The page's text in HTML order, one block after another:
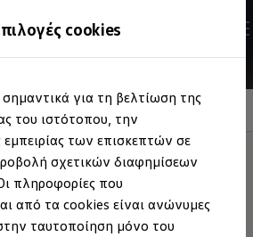
cookies
σημαντικά για τη βελτίωση της
του ιστότοπου, την
των επισκεπτών σε
σχετικών διαφημίσεων
πληροφορίες που
από τα cookies είναι ανώνυμες
ταυτοποίηση μόνο του
το Volkswagen σας
Οχήματα Volkswagen
μοντέλα
Polo
βοηθός "IDA"
στοGolf